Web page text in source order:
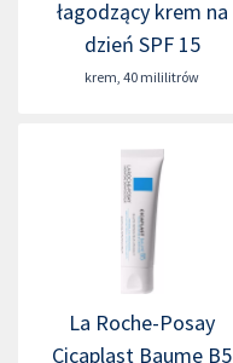
łagodzący krem na
dzień SPF 15
krem, 40 mililitrów
La Roche-Posay
Cicaplast Baume B5